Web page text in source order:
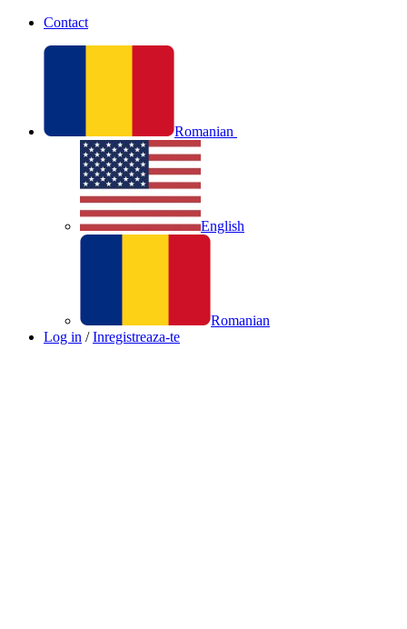
Contact
Romanian
English
Romanian
Log in / Inregistreaza-te